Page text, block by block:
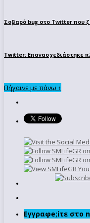
Σοβαρό bug στο Twitter που
Twitter: Επανασχεδιάστηκε
Πήγαινε με πάνω ↑
Εγγραφe;iτε στο